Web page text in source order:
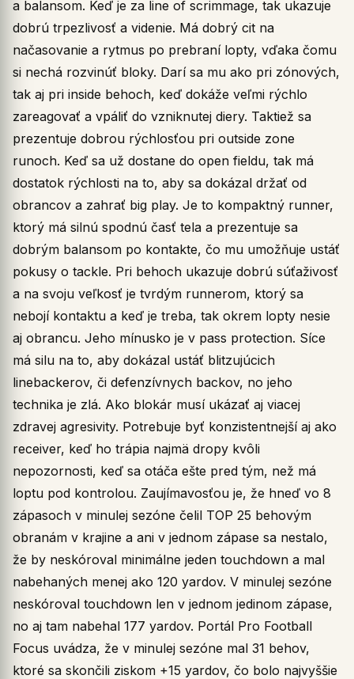
a balansom. Keď je za line of scrimmage, tak ukazuje
dobrú trpezlivosť a videnie. Má dobrý cit na
načasovanie a rytmus po prebraní lopty, vďaka čomu
si nechá rozvinúť bloky. Darí sa mu ako pri zónových,
tak aj pri inside behoch, keď dokáže veľmi rýchlo
zareagovať a vpáliť do vzniknutej diery. Taktiež sa
prezentuje dobrou rýchlosťou pri outside zone
runoch. Keď sa už dostane do open fieldu, tak má
dostatok rýchlosti na to, aby sa dokázal držať od
obrancov a zahrať big play. Je to kompaktný runner,
ktorý má silnú spodnú časť tela a prezentuje sa
dobrým balansom po kontakte, čo mu umožňuje ustáť
pokusy o tackle. Pri behoch ukazuje dobrú súťaživosť
a na svoju veľkosť je tvrdým runnerom, ktorý sa
nebojí kontaktu a keď je treba, tak okrem lopty nesie
aj obrancu. Jeho mínusko je v pass protection. Síce
má silu na to, aby dokázal ustáť blitzujúcich
linebackerov, či defenzívnych backov, no jeho
technika je zlá. Ako blokár musí ukázať aj viacej
zdravej agresivity. Potrebuje byť konzistentnejší aj ako
receiver, keď ho trápia najmä dropy kvôli
nepozornosti, keď sa otáča ešte pred tým, než má
loptu pod kontrolou. Zaujímavosťou je, že hneď vo 8
zápasoch v minulej sezóne čelil TOP 25 behovým
obranám v krajine a ani v jednom zápase sa nestalo,
že by neskóroval minimálne jeden touchdown a mal
nabehaných menej ako 120 yardov. V minulej sezóne
neskóroval touchdown len v jednom jedinom zápase,
no aj tam nabehal 177 yardov. Portál Pro Football
Focus uvádza, že v minulej sezóne mal 31 behov,
ktoré sa skončili ziskom +15 yardov, čo bolo najvyššie